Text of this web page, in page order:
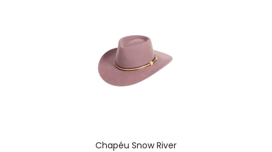
Chapéu Snow River